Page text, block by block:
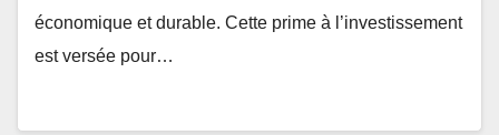
économique et durable. Cette prime à l’investissement
est versée pour…